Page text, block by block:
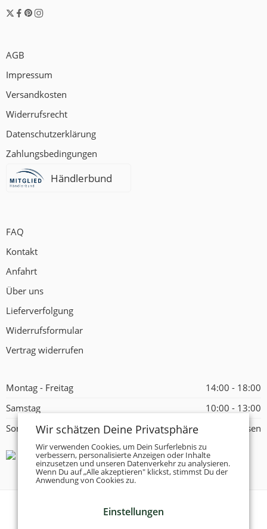
AGB
Impressum
Versandkosten
Widerrufsrecht
Datenschutzerklärung
Zahlungsbedingungen
Händlerbund
FAQ
Kontakt
Anfahrt
Über uns
Lieferverfolgung
Widerrufsformular
Vertrag widerrufen
Montag - Freitag
14:00 - 18:00
Samstag
10:00 - 13:00
Sonntag
Geschlossen
Tanzschuhe Otto München e.K.
Wir schätzen Deine Privatsphäre
Wir verwenden Cookies, um Dein Surferlebnis zu
verbessern, personalisierte Anzeigen oder Inhalte
einzusetzen und unseren Datenverkehr zu analysieren.
Wenn Du auf „Alle akzeptieren" klickst, stimmst Du der
Anwendung von Cookies zu.
Einstellungen